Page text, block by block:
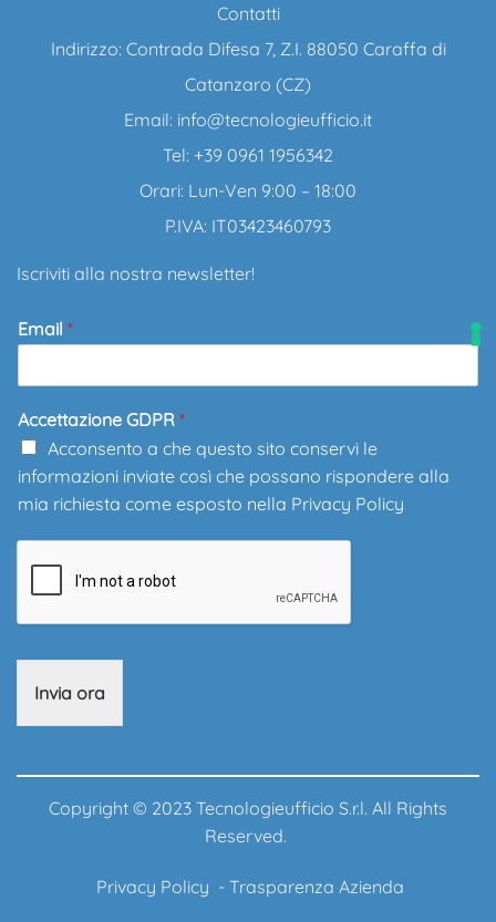
Contatti
Indirizzo: Contrada Difesa 7, Z.I. 88050 Caraffa di
Catanzaro (CZ)
Email: info@tecnologieufficio.it
Tel: +39 0961 1956342
Orari: Lun-Ven 9:00 – 18:00
P.IVA: IT03423460793
Iscriviti alla nostra newsletter!
Email *
Accettazione GDPR *
Acconsento a che questo sito conservi le
informazioni inviate così che possano rispondere alla
mia richiesta come esposto nella Privacy Policy
Invia ora
Copyright © 2023 Tecnologieufficio S.r.l. All Rights
Reserved.
Privacy Policy - Trasparenza Azienda